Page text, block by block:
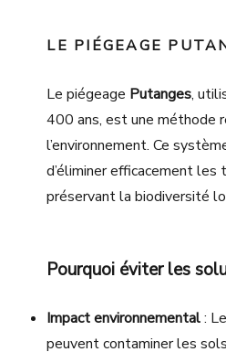
LE PIÉGEAGE
Le piégeage Putanges,
400 ans, est une méthode
l’environnement. Ce
d’éliminer efficacement les
préservant la biodiversité
Pourquoi éviter les
Impact environnemental:
peuvent contaminer les